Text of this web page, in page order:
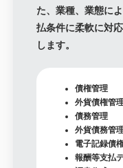
た、業種、業態に
払条件に柔軟に対
します。
債権管理
外貨債権管
債務管理
外貨債務管
電子記録債
報酬等支払